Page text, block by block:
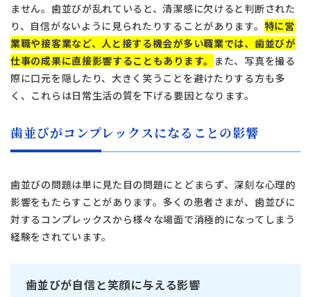
ません。歯並びが乱れていると、清潔感に欠けると判断された
り、自信がないように見られたりすることがあります。 特に営
業職や接客業など、人と接する機会が多い職業では、歯並びが
仕事の成果に直接影響することもあります。 また、写真を撮る
際に口元を隠したり、大きく笑うことを避けたりする方も多
く、これらは日常生活の質を下げる要因となります。
歯並びがコンプレックスになることの影響
歯並びの問題は単に見た目の問題にとどまらず、深刻な心理的
影響をもたらすことがあります。多くの患者さまが、歯並びに
対するコンプレックスから様々な場面で消極的になってしまう
経験をされています。
歯並びが自信と笑顔に与える影響